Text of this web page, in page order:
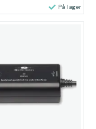
På lager